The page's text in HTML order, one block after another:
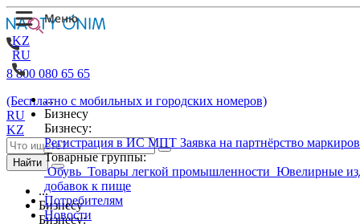
KZ
RU
...
Бизнесу
Бизнесу:
Регистрация в ИС МПТ Заявка на партнёрство
Товарные группы:
Обувь Товары легкой промышленности Ювелирные
добавок к пище
Потребителям
Новости
8 800 080 65 65
(Бесплатно с мобильных и городских номеров)
RU
KZ
Найти
...
Бизнесу
Бизнесу: